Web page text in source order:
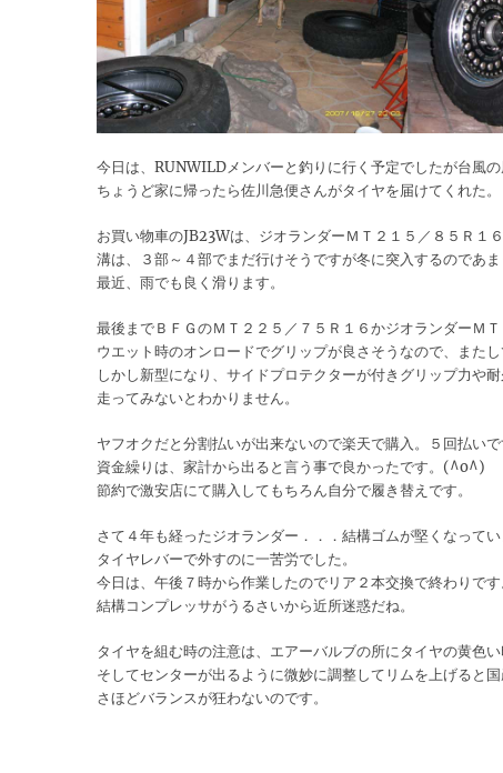
今日は、RUNWILDメンバーと釣りに行く予定でしたが台風の
ちょうど家に帰ったら佐川急便さんがタイヤを届けてくれた。
お買い物車のJB23Wは、ジオランダーＭＴ２１５／８５Ｒ１
溝は、３部～４部でまだ行けそうですが冬に突入するのであま
最近、雨でも良く滑ります。
最後までＢＦＧのＭＴ２２５／７５Ｒ１６かジオランダーＭ
ウエット時のオンロードでグリップが良さそうなので、またし
しかし新型になり、サイドプロテクターが付きグリップ力や
走ってみないとわかりません。
ヤフオクだと分割払いが出来ないので楽天で購入。５回払いで
資金繰りは、家計から出ると言う事で良かったです。(^o^)
節約で激安店にて購入してもちろん自分で履き替えです。
さて４年も経ったジオランダー．．．結構ゴムが堅くなってい
タイヤレバーで外すのに一苦労でした。
今日は、午後７時から作業したのでリア２本交換で終わりです
結構コンプレッサがうるさいから近所迷惑だね。
タイヤを組む時の注意は、エアーバルブの所にタイヤの黄色い
そしてセンターが出るように微妙に調整してリムを上げると
さほどバランスが狂わないのです。